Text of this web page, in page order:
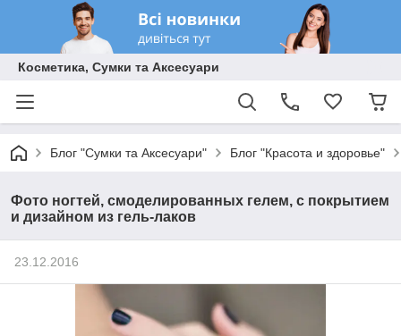
Косметика, Сумки та Аксесуари
Блог "Сумки та Аксесуари" Блог "Красота и здоровье"
Фото ногтей, смоделированных гелем, с покрытием
и дизайном из гель-лаков
23.12.2016